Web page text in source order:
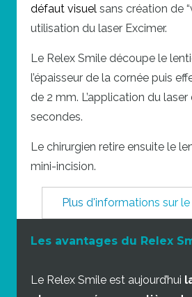
défaut visuel sans création de
utilisation du laser Excimer.
Le Relex Smile découpe le
l’épaisseur de la cornée puis
de 2 mm. L’application du
secondes.
Le chirurgien retire ensuite le
mini-incision.
Plus d'informations sur
Les avantages du Relex
Le Relex Smile est aujourd’hui